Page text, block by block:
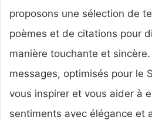
proposons une sélection de
poèmes et de citations pour
manière touchante et
messages, optimisés pour le
vous inspirer et vous aider à
sentiments avec élégance et